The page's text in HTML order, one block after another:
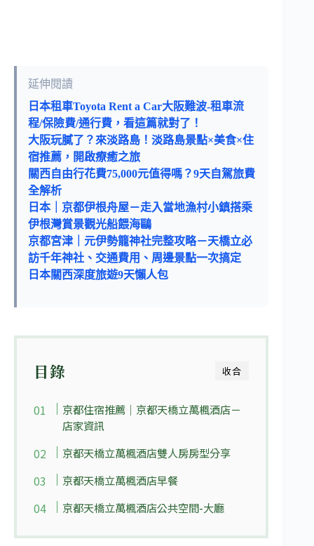
延伸閱讀
日本租車Toyota Rent a Car大阪難波-租車流
程/保險費/通行費，看這篇就對了！
大阪玩膩了？來淡路島！淡路島景點×美食×住
宿推薦，開啟療癒之旅
關西自由行花費75,000元值得嗎？9天自駕旅費
全解析
日本｜京都伊根舟屋－走入當地漁村小鎮搭乘
伊根灣賞景觀光船餵海鷗
京都宮津｜元伊勢籠神社完整攻略－天橋立必
訪千年神社、交通費用、周邊景點一次搞定
日本關西深度旅遊9天懶人包
收合
目錄
京都住宿推薦｜京都天橋立萬楓酒店－
店家資訊
京都天橋立萬楓酒店雙人房房型分享
京都天橋立萬楓酒店早餐
京都天橋立萬楓酒店公共空間-大廳